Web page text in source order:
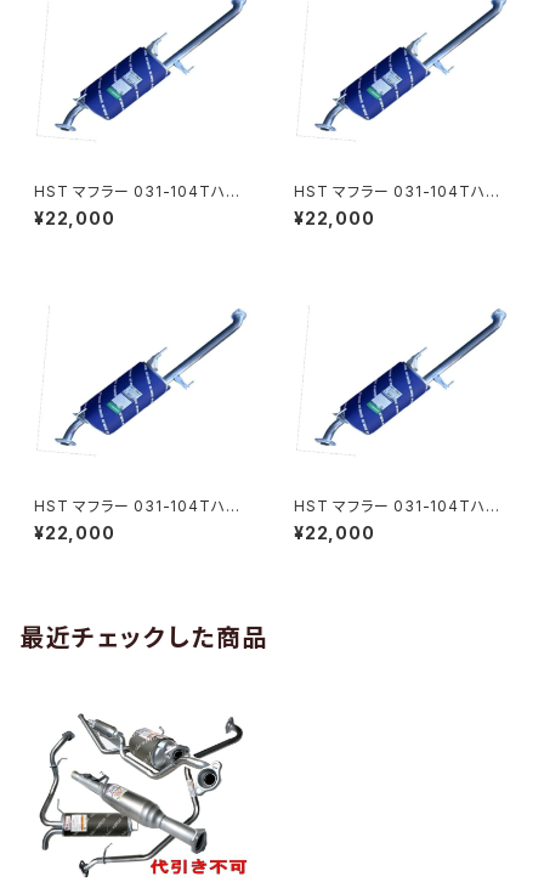
HST マフラー 031-104Tハイ
エース TRH223B(2WD) トヨ
タ 本体オールステンレス パイプ
¥22,000
HST マフラー 031-104Tハイ
エース TRH221K(2WD) トヨタ
本体オールステンレス パイプス
¥22,000
HST マフラー 031-104Tハイ
エース TRH224W(2WD)トヨ
タ 本体オールステンレス パイプ
¥22,000
HST マフラー 031-104Tハイ
エースTRH228B(4WD)トヨタ
本体オールステンレス パイプス
¥22,000
最近チェックした商品